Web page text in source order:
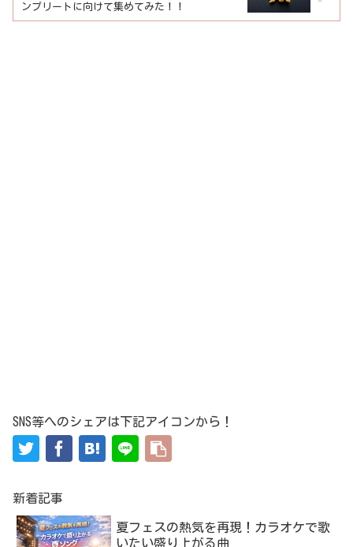
ンプリートに向けて集めてみた！！
SNS等へのシェアは下記アイコンから！
新着記事
夏フェスの熱気を再現！カラオケで歌
いたい盛り上がる曲